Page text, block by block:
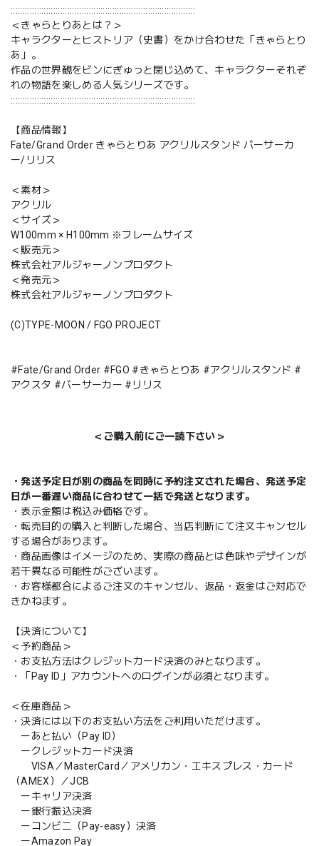
::::::::::::::::::::::::::::::::::::::::::::::::::::::::::::::::::::::::::::::
＜きゃらとりあとは？＞
キャラクターとヒストリア（史書）をかけ合わせた「きゃらとり
あ」。
作品の世界観をビンにぎゅっと閉じ込めて、キャラクターそれぞ
れの物語を楽しめる人気シリーズです。
::::::::::::::::::::::::::::::::::::::::::::::::::::::::::::::::::::::::::::::
【商品情報】
Fate/Grand Order きゃらとりあ アクリルスタンド バーサーカ
ー/リリス
＜素材＞
アクリル
＜サイズ＞
W100mm × H100mm ※フレームサイズ
＜販売元＞
株式会社アルジャーノンプロダクト
＜発売元＞
株式会社アルジャーノンプロダクト
(C)TYPE-MOON / FGO PROJECT
#Fate/Grand Order #FGO #きゃらとりあ #アクリルスタンド #
アクスタ #バーサーカー #リリス
＜ご購入前にご一読下さい＞
・発送予定日が別の商品を同時に予約注文された場合、発送予定
日が一番遅い商品に合わせて一括で発送となります。
・表示金額は税込み価格です。
・転売目的の購入と判断した場合、当店判断にて注文キャンセル
する場合があります。
・商品画像はイメージのため、実際の商品とは色味やデザインが
若干異なる可能性がございます。
・お客様都合によるご注文のキャンセル、返品・返金はご対応で
きかねます。
【決済について】
＜予約商品＞
・お支払方法はクレジットカード決済のみとなります。
・「Pay ID」アカウントへのログインが必須となります。
＜在庫商品＞
・決済には以下のお支払い方法をご利用いただけます。
ーあと払い（Pay ID）
ークレジットカード決済
VISA／MasterCard／アメリカン・エキスプレス・カード
（AMEX）／JCB
ーキャリア決済
ー銀行振込決済
ーコンビニ（Pay-easy）決済
ーAmazon Pay